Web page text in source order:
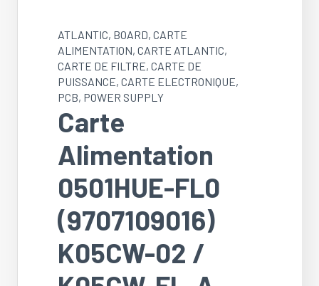
ATLANTIC, BOARD, CARTE
ALIMENTATION, CARTE ATLANTIC,
CARTE DE FILTRE, CARTE DE
PUISSANCE, CARTE ELECTRONIQUE,
PCB, POWER SUPPLY
Carte
Alimentation
0501HUE-FL0
(9707109016)
K05CW-02 /